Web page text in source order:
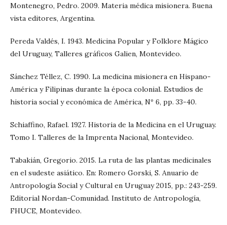
Montenegro, Pedro. 2009. Materia médica misionera. Buena
vista editores, Argentina.
Pereda Valdés, I. 1943. Medicina Popular y Folklore Mágico
del Uruguay, Talleres gráficos Galien, Montevideo.
Sánchez Téllez, C. 1990. La medicina misionera en Hispano-
América y Filipinas durante la época colonial. Estudios de
historia social y económica de América, Nº 6, pp. 33-40.
Schiaffino, Rafael. 1927. Historia de la Medicina en el Uruguay.
Tomo I. Talleres de la Imprenta Nacional, Montevideo.
Tabakián, Gregorio. 2015. La ruta de las plantas medicinales
en el sudeste asiático. En: Romero Gorski, S. Anuario de
Antropología Social y Cultural en Uruguay 2015, pp.: 243-259.
Editorial Nordan-Comunidad. Instituto de Antropología,
FHUCE, Montevideo.